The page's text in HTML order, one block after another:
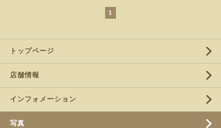
1
トップページ
店舗情報
インフォメーション
写真